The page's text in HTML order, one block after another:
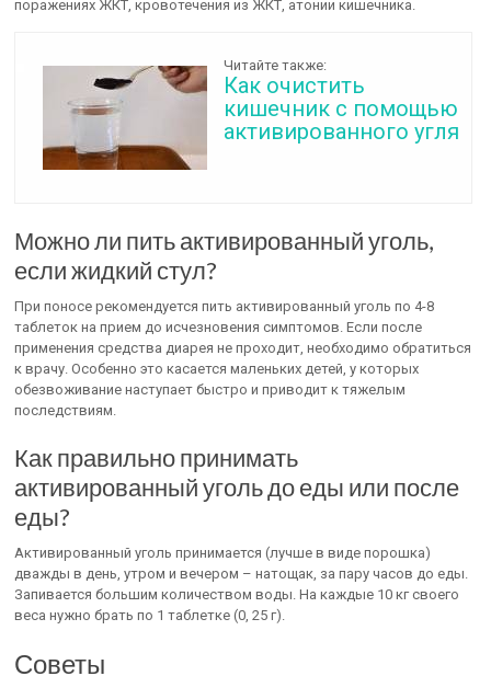
поражениях ЖКТ, кровотечения из ЖКТ, атонии кишечника.
Читайте также:
Как очистить
кишечник с помощью
активированного угля
Можно ли пить активированный уголь,
если жидкий стул?
При поносе рекомендуется пить активированный уголь по 4-8
таблеток на прием до исчезновения симптомов. Если после
применения средства диарея не проходит, необходимо обратиться
к врачу. Особенно это касается маленьких детей, у которых
обезвоживание наступает быстро и приводит к тяжелым
последствиям.
Как правильно принимать
активированный уголь до еды или после
еды?
Активированный уголь принимается (лучше в виде порошка)
дважды в день, утром и вечером – натощак, за пару часов до еды.
Запивается большим количеством воды. На каждые 10 кг своего
веса нужно брать по 1 таблетке (0, 25 г).
Советы